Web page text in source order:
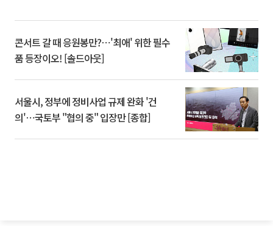
콘서트 갈 때 응원봉만?⋯'최애' 위한 필수
품 등장이오! [솔드아웃]
서울시, 정부에 정비사업 규제 완화 '건
의'⋯국토부 "협의 중" 입장만 [종합]